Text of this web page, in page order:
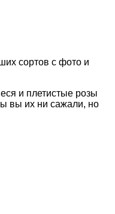
сортов с фото и
и плетистые розы
вы их ни сажали, но